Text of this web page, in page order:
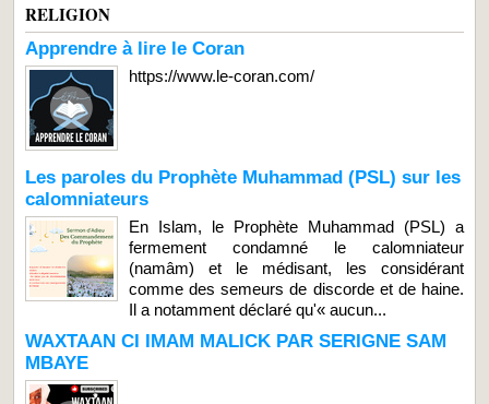
RELIGION
Apprendre à lire le Coran
https://www.le-coran.com/
Les paroles du Prophète Muhammad (PSL) sur les
calomniateurs
En Islam, le Prophète Muhammad (PSL) a
fermement condamné le calomniateur
(namâm) et le médisant, les considérant
comme des semeurs de discorde et de haine.
Il a notamment déclaré qu'« aucun...
WAXTAAN CI IMAM MALICK PAR SERIGNE SAM
MBAYE